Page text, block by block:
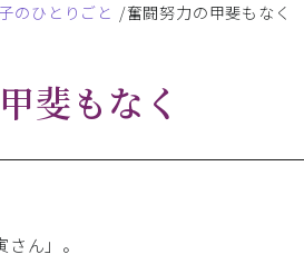
のひとりごと 奮闘努力の甲斐もなく
斐もなく
ん」。